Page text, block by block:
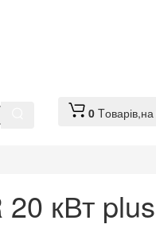
0 Tоварів,на
кВт plus